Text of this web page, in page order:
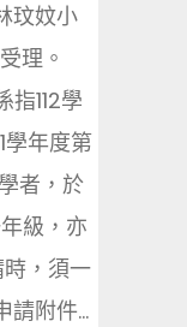
玟妏小
理。
112學
學年度第
者，於
級，亦
，須一
請附件...